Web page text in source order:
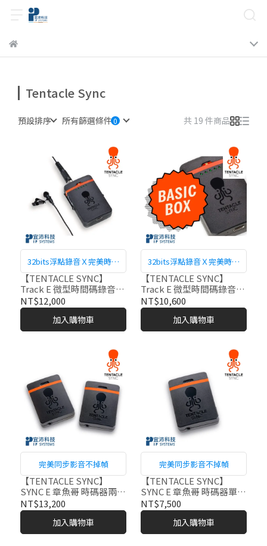
Tentacle Sync
預設排序 所有篩選條件 共 19 件商品
32bits浮點錄音Ｘ完美時碼
同步
【TENTACLE SYNC】
Track E 微型時間碼錄音機
全配組
NT$12,000
加入購物車
32bits浮點錄音Ｘ完美時碼
同步
【TENTACLE SYNC】
Track E 微型時間碼錄音器
簡配組
NT$10,600
加入購物車
完美同步影音不掉幀
【TENTACLE SYNC】
SYNC E 章魚哥 時碼器兩件
組
NT$13,200
加入購物車
完美同步影音不掉幀
【TENTACLE SYNC】
SYNC E 章魚哥 時碼器單件
組
NT$7,500
加入購物車